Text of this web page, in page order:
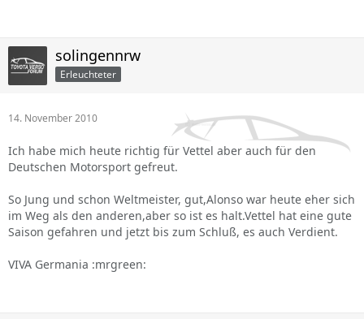
solingennrw
Erleuchteter
14. November 2010
Ich habe mich heute richtig für Vettel aber auch für den
Deutschen Motorsport gefreut.
So Jung und schon Weltmeister, gut,Alonso war heute eher sich
im Weg als den anderen,aber so ist es halt.Vettel hat eine gute
Saison gefahren und jetzt bis zum Schluß, es auch Verdient.
VIVA Germania :mrgreen: